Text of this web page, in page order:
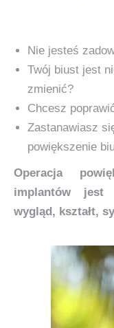
Nie jesteś
Twój biust jest
zmienić?
Chcesz
Zastanawiasz
powiększenie
Operacja
implantów jest
wygląd, kształt,